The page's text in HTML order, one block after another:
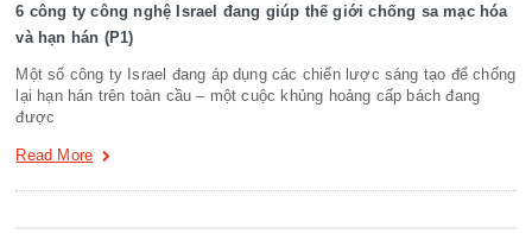
6 công ty công nghệ Israel đang giúp thế giới chống sa mạc hóa
và hạn hán (P1)
Một số công ty Israel đang áp dụng các chiến lược sáng tạo để chống
lại hạn hán trên toàn cầu – một cuộc khủng hoảng cấp bách đang
được
Read More